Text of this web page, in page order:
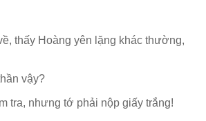
thấy Hoàng yên lặng khác thường,
vậy?
tra, nhưng tớ phải nộp giấy trắng!